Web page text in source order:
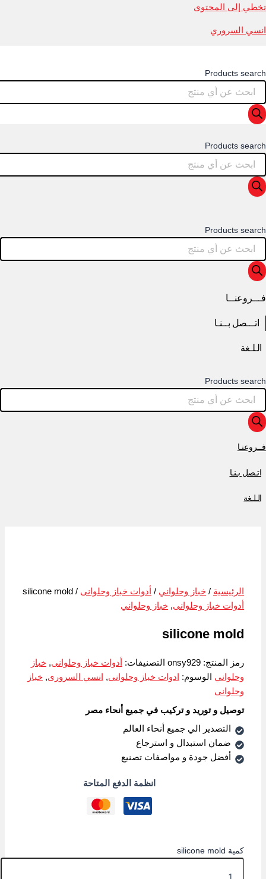
تخطي إلى المحتوى
انسي السروري
Products search
Products search
Products search
فـــروعنــا
اتـــصل بــنـا
الـلـغة
Products search
فــروعنـا
اتـصل بـنـا
الـلـغة
الرئيسية /خباز وحلواني / أدوات خباز وحلوانى / silicone mold
أدوات خباز وحلوانى,خباز وحلواني
silicone mold
رمز المنتج:onsy929 التصنيفات: أدوات خباز وحلوانى,خباز
وحلواني
الوسوم: ادوات خباز وحلوانى, انسي السرورى,خباز
وحلوانى
توصيل و توريد و تركيب في جميع أنحاء مصر
التصدير الي جميع أنحاء العالم
ضمان استبدال و استرجاع
أفضل جودة و مواصفات تصنيع
انظمة الدفع المتاحة
كمية silicone mold